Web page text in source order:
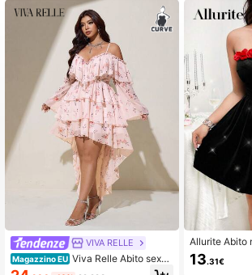
4.76 156K Follower
VIVA RELLE
Magazzino EU Viva Relle Abito sexy
da resort taglie forti con spalle scop
Allurite Abito
a stampa
an Valentino
13.31€